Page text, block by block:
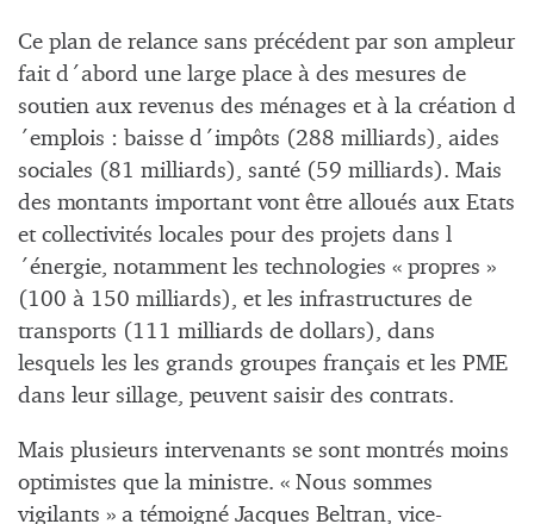
Ce plan de relance sans précédent par son ampleur
fait d´abord une large place à des mesures de
soutien aux revenus des ménages et à la création d
´emplois : baisse d´impôts (288 milliards), aides
sociales (81 milliards), santé (59 milliards). Mais
des montants important vont être alloués aux Etats
et collectivités locales pour des projets dans l
´énergie, notamment les technologies « propres »
(100 à 150 milliards), et les infrastructures de
transports (111 milliards de dollars), dans
lesquels les les grands groupes français et les PME
dans leur sillage, peuvent saisir des contrats.
Mais plusieurs intervenants se sont montrés moins
optimistes que la ministre. « Nous sommes
vigilants » a témoigné Jacques Beltran, vice-